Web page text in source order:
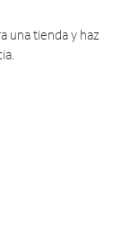
una tienda y haz